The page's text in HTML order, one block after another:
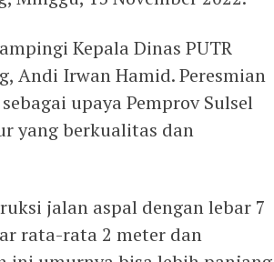
Kepala Dinas PUTR
Andi Irwan Hamid. Peresmian
upaya Pemprov Sulsel
yang berkualitas dan
jalan aspal dengan lebar 7
rata-rata 2 meter dan